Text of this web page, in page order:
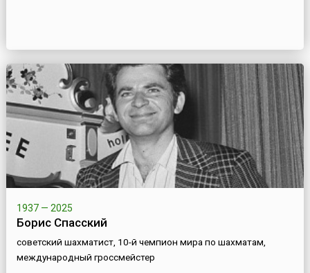
1937 — 2025
Борис Спасский
советский шахматист, 10-й чемпион мира по шахматам,
международный гроссмейстер